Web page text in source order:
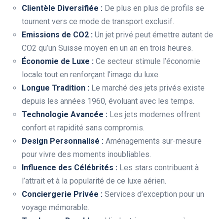
Clientèle Diversifiée : De plus en plus de profils se
tournent vers ce mode de transport exclusif.
Emissions de CO2 : Un jet privé peut émettre autant de
CO2 qu’un Suisse moyen en un an en trois heures.
Économie de Luxe : Ce secteur stimule l’économie
locale tout en renforçant l’image du luxe.
Longue Tradition : Le marché des jets privés existe
depuis les années 1960, évoluant avec les temps.
Technologie Avancée : Les jets modernes offrent
confort et rapidité sans compromis.
Design Personnalisé : Aménagements sur-mesure
pour vivre des moments inoubliables.
Influence des Célébrités : Les stars contribuent à
l’attrait et à la popularité de ce luxe aérien.
Conciergerie Privée : Services d’exception pour un
voyage mémorable.